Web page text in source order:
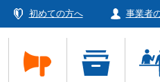
初めての方へ 事業者